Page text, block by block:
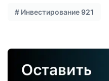
# Инвестирование921